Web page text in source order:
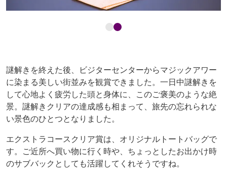
謎解きを終えた後、ビジターセンターからマジックアワー
に染まる美しい街並みを観賞できました。一日中謎解きを
して心地よく疲労した頭と身体に、このご褒美のような絶
景。謎解きクリアの達成感も相まって、旅先の忘れられな
い景色のひとつとなりました。
エクストラコースクリア賞は、オリジナルトートバッグで
す。ご近所へ買い物に行く時や、ちょっとしたお出かけ時
のサブバックとしても活躍してくれそうですね。